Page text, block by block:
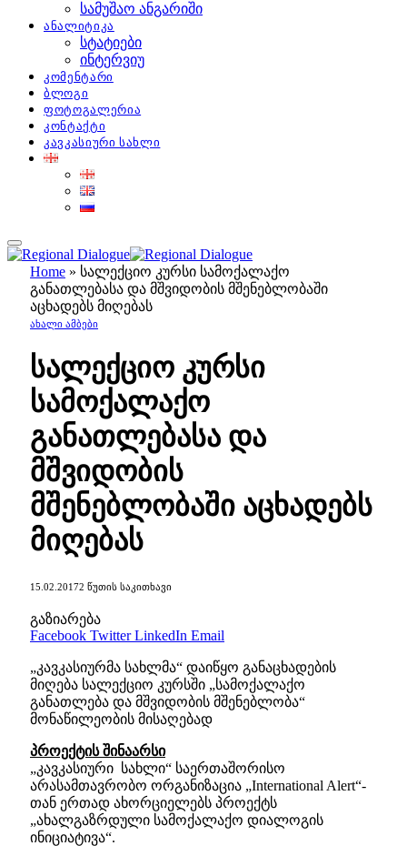
სამუშაო ანგარიში
ანალიტიკა
სტატიები
ინტერვიუ
კომენტარი
ბლოგი
ფოტოგალერია
კონტაქტი
კავკასიური სახლი
Home » სალექციო კურსი სამოქალაქო
განათლებასა და მშვიდობის მშენებლობაში
აცხადებს მიღებას
ᲐᲮᲐᲚᲘ ᲐᲛᲑᲔᲑᲘ
სალექციო კურსი
სამოქალაქო
განათლებასა და
მშვიდობის
მშენებლობაში აცხადებს
მიღებას
15.02.20172 ᲬᲣᲗᲘᲡ ᲡᲐᲙᲘᲗᲮᲐᲕᲘ
გაზიარება
Facebook Twitter LinkedIn Email
„კავკასიურმა სახლმა“ დაიწყო განაცხადების
მიღება სალექციო კურსში „სამოქალაქო
განათლება და მშვიდობის მშენებლობა“
მონაწილეობის მისაღებად
პროექტის შინაარსი
„კავკასიური სახლი“ საერთაშორისო
არასამთავრობო ორგანიზაცია „International Alert“-
თან ერთად ახორციელებს პროექტს
„ახალგაზრდული სამოქალაქო დიალოგის
ინიციატივა“.